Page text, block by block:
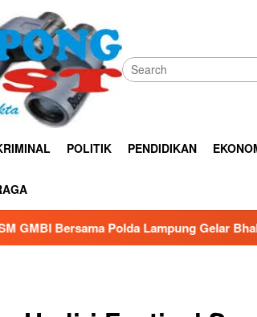
POLITIK PENDIDIKAN
Lampung Gelar Bhakti Sosial Menjelang